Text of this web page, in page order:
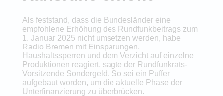
Als feststand, dass die Bundesländer eine
empfohlene Erhöhung des Rundfunkbeitrags zum
1. Januar 2025 nicht umsetzen werden, habe
Radio Bremen mit Einsparungen,
Haushaltssperren und dem Verzicht auf einzelne
Produktionen reagiert, sagte der Rundfunkrats-
Vorsitzende Sondergeld. So sei ein Puffer
aufgebaut worden, um die aktuelle Phase der
Unterfinanzierung zu überbrücken.